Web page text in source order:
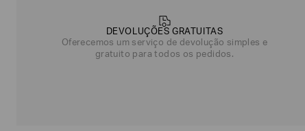
DEVOLUÇÕES GRATUITAS
Oferecemos um serviço de devolução simples e
gratuito para todos os pedidos.
mais
sobre
você?